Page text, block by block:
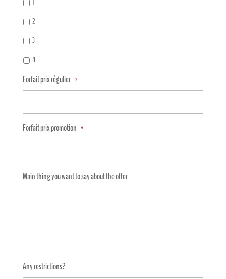
2
3
4
Forfait prix régulier *
Forfait prix promotion *
Main thing you want to say about the offer
Any restrictions?